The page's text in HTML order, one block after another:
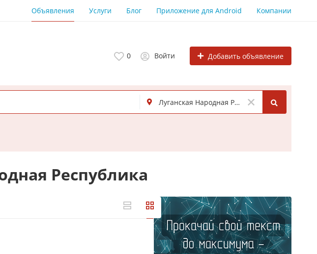
Объявления Услуги Блог Приложение для Android Компании
0 Войти Добавить объявление
Республика